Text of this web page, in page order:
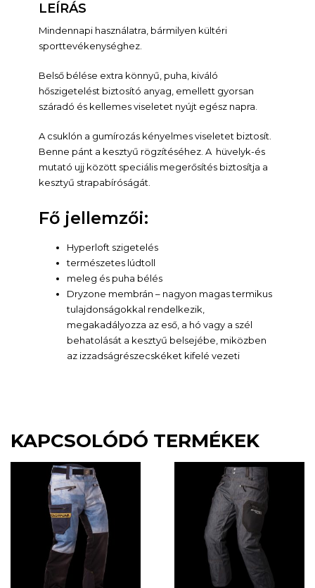
LEÍRÁS
Mindennapi használatra, bármilyen kültéri
sporttevékenységhez.
Belső bélése extra könnyű, puha, kiváló
hőszigetelést biztosító anyag, emellett gyorsan
száradó és kellemes viseletet nyújt egész napra.
A csuklón a gumírozás kényelmes viseletet biztosít.
Benne pánt a kesztyű rögzítéséhez. A hüvelyk-és
mutató ujj között speciális megerősítés biztosítja a
kesztyű strapabíróságát.
Fő jellemzői:
Hyperloft szigetelés
természetes lúdtoll
meleg és puha bélés
Dryzone membrán – nagyon magas termikus
tulajdonságokkal rendelkezik,
megakadályozza az eső, a hó vagy a szél
behatolását a kesztyű belsejébe, miközben
az izzadságrészecskéket kifelé vezeti
KAPCSOLÓDÓ TERMÉKEK